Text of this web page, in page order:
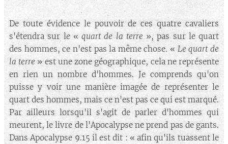
De toute évidence le pouvoir de ces quatre cavaliers
s'étendra sur le « quart de la terre», pas sur le quart
des hommes, ce n'est pas la même chose. « Le quart de
la terre » est une zone géographique, cela ne représente
en rien un nombre d'hommes. Je comprends qu'on
puisse y voir une manière imagée de représenter le
quart des hommes, mais ce n'est pas ce qui est marqué.
Par ailleurs lorsqu'il s'agit de parler d'hommes qui
meurent, le livre de l'Apocalypse ne prend pas de gants.
Dans Apocalypse 9.15 il est dit : « afin qu'ils tuassent le